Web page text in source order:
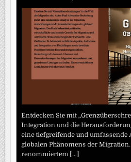
Entdecken Sie mit
Integration und die
eine tiefgreifende und umfassende
globalen Phänomens der
renommiertem
[...]